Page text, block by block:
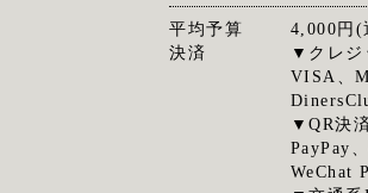
平均予算
4,000円(
決済
▼クレジ
VISA、
▼QR決
PayPay
WeChat